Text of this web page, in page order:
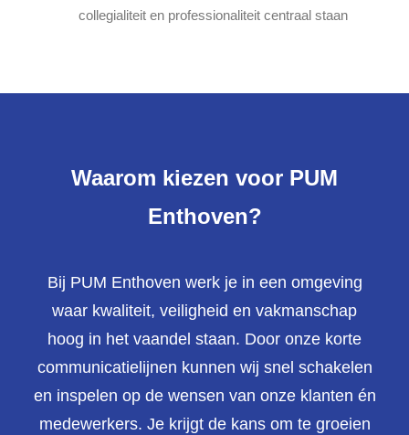
collegialiteit en professionaliteit centraal staan
Waarom kiezen voor PUM
Enthoven?
Bij PUM Enthoven werk je in een omgeving
waar kwaliteit, veiligheid en vakmanschap
hoog in het vaandel staan. Door onze korte
communicatielijnen kunnen wij snel schakelen
en inspelen op de wensen van onze klanten én
medewerkers. Je krijgt de kans om te groeien